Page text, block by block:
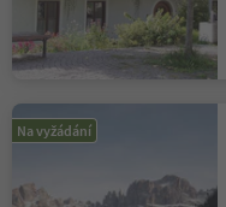
Na vyžádání